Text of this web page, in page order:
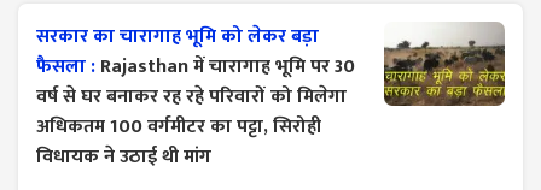
सरकार का चारागाह भूमि को लेकर बड़ा
फैसला :Rajasthan में चारागाह भूमि पर 30
वर्ष से घर बनाकर रह रहे परिवारों को मिलेगा
अधिकतम 100 वर्गमीटर का पट्टा, सिरोही
विधायक ने उठाई थी मांग